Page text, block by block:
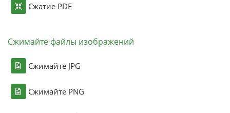
Сжатие PDF
Сжимайте файлы изображений
Сжимайте JPG
Сжимайте PNG